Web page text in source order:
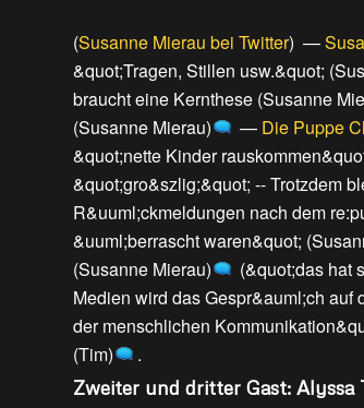
(Susanne Mierau bei Twitter) —
&quot;Tragen, Stillen usw.&quot;
braucht eine Kernthese (Susanne
(Susanne Mierau)
— Die Puppe
&quot;nette Kinder
&quot;gro&szlig;&quot; -- Trotzdem
R&uuml;ckmeldungen nach dem
&uuml;berrascht waren&quot;
(Susanne Mierau)
(&quot;das hat
Medien wird das Gespr&auml;ch auf
der menschlichen
(Tim)
.
Zweiter und dritter Gast: